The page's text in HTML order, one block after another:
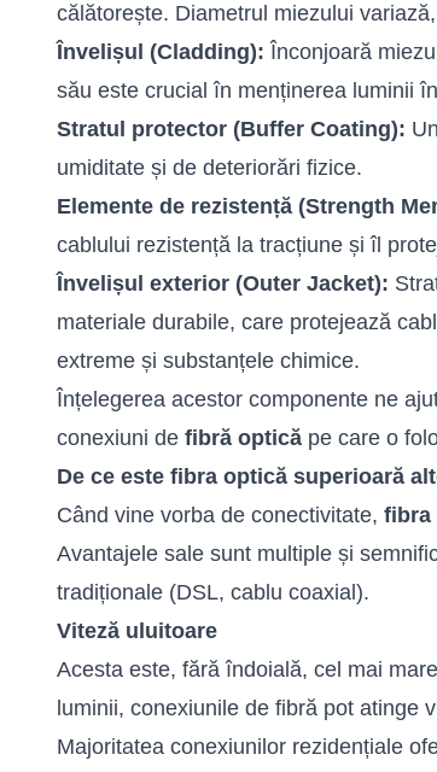
călătorește. Diametrul miezului
Învelișul (Cladding): Înconjoară
său este crucial în menținerea luminii
Stratul protector (Buffer Coating):
umiditate și de deteriorări fizice.
Elemente de rezistență (Strength
cablului rezistență la tracțiune și îl
Învelișul exterior (Outer Jacket):
materiale durabile, care protejează
extreme și substanțele chimice.
Înțelegerea acestor componente ne
conexiuni de fibră opticăpe care o
De ce este fibra optică superioară
Când vine vorba de conectivitate, fibra
Avantajele sale sunt multiple și
tradiționale (DSL, cablu coaxial).
Viteză uluitoare
Acesta este, fără îndoială, cel mai
luminii, conexiunile de fibră pot atinge
Majoritatea conexiunilor rezidențiale